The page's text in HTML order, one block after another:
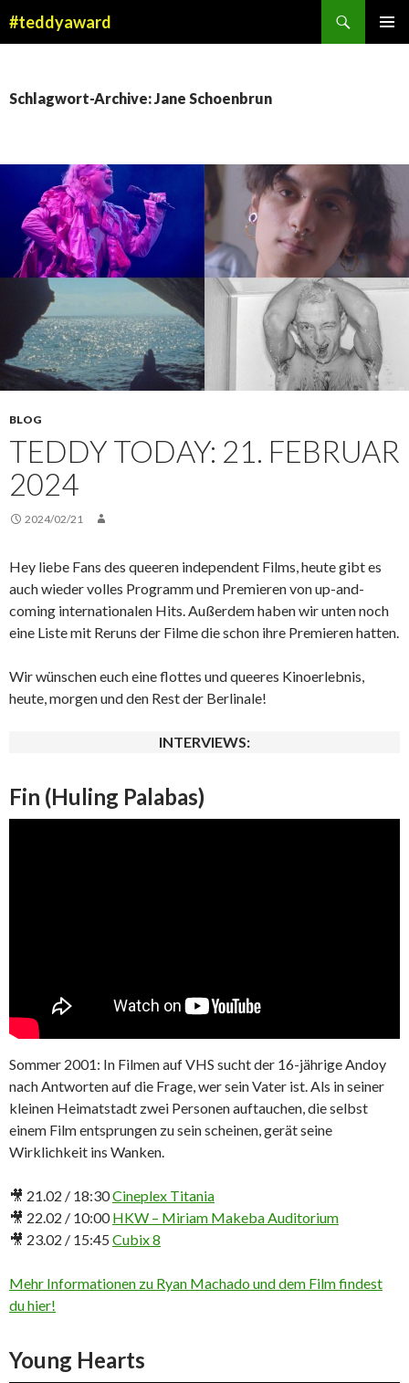
#teddyaward
Schlagwort-Archive: Jane Schoenbrun
BLOG
TEDDY TODAY: 21. FEBRUAR
2024
2024/02/21
Hey liebe Fans des queeren independent Films, heute gibt es
auch wieder volles Programm und Premieren von up-and-
coming internationalen Hits. Außerdem haben wir unten noch
eine Liste mit Reruns der Filme die schon ihre Premieren hatten.
Wir wünschen euch eine flottes und queeres Kinoerlebnis,
heute, morgen und den Rest der Berlinale!
INTERVIEWS:
Fin (Huling Palabas)
Sommer 2001: In Filmen auf VHS sucht der 16-jährige Andoy
nach Antworten auf die Frage, wer sein Vater ist. Als in seiner
kleinen Heimatstadt zwei Personen auftauchen, die selbst
einem Film entsprungen zu sein scheinen, gerät seine
Wirklichkeit ins Wanken.
🎥 21.02 / 18:30Cineplex Titania
🎥 22.02 / 10:00HKW – Miriam Makeba Auditorium
🎥 23.02 / 15:45 Cubix 8
Mehr Informationen zu Ryan Machado und dem Film findest
du hier!
Young Hearts